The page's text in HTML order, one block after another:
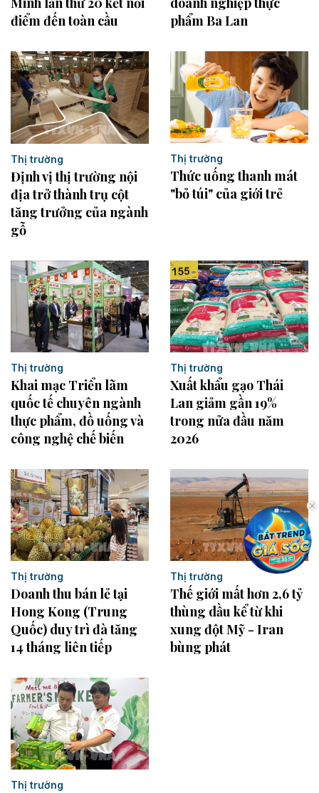
điểm đến toàn cầu
phẩm Ba Lan
Thị trường
Định vị thị trường nội
địa trở thành trụ cột
tăng trưởng của ngành
gỗ
Thị trường
Thức uống thanh mát
"bỏ túi" của giới trẻ
Thị trường
Khai mạc Triển lãm
quốc tế chuyên ngành
thực phẩm, đồ uống và
công nghệ chế biến
Thị trường
Xuất khẩu gạo Thái
Lan giảm gần 19%
trong nửa đầu năm
2026
Thị trường
Doanh thu bán lẻ tại
Hong Kong (Trung
Quốc) duy trì đà tăng
14 tháng liên tiếp
Thị trường
Thế giới mất hơn 2,6 tỷ
thùng dầu kể từ khi
xung đột Mỹ - Iran
bùng phát
Thị trường